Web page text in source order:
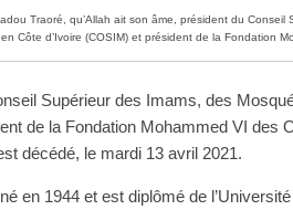
Traoré, qu’Allah ait son âme, président du
Côte d’Ivoire (COSIM) et président de la Fondation
Supérieur des Imams, des
de la Fondation Mohammed VI des
décédé, le mardi 13 avril 2021.
en 1944 et est diplômé de